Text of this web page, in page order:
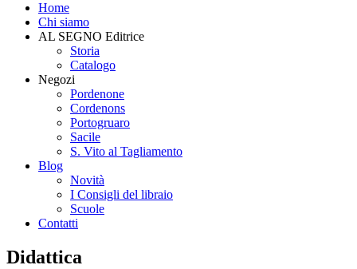
Home
Chi siamo
AL SEGNO Editrice
Storia
Catalogo
Negozi
Pordenone
Cordenons
Portogruaro
Sacile
S. Vito al Tagliamento
Blog
Novità
I Consigli del libraio
Scuole
Contatti
Didattica